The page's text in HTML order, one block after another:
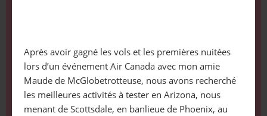
Après avoir gagné les vols et les premières nuitées
lors d’un événement Air Canada avec mon amie
Maude de McGlobetrotteuse, nous avons recherché
les meilleures activités à tester en Arizona, nous
menant de Scottsdale, en banlieue de Phoenix, au